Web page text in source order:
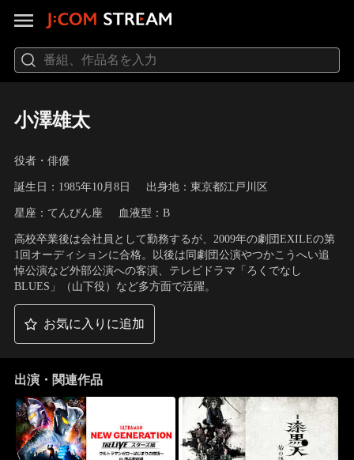
小澤雄太
役者・俳優
誕生日：1985年10月8日 出身地：東京都江戸川区
星座：てんびん座 血液型：B
高校卒業後は会社員として勤務するが、2009年の劇団EXILEの第
1回オーディションに合格。以後は同劇団公演やつかこうへい追
悼公演など外部公演への客演、テレビドラマ「ろくでなし
BLUES」（山下役）など多方面で活躍。
お気に入りに追加
出演・関連作品